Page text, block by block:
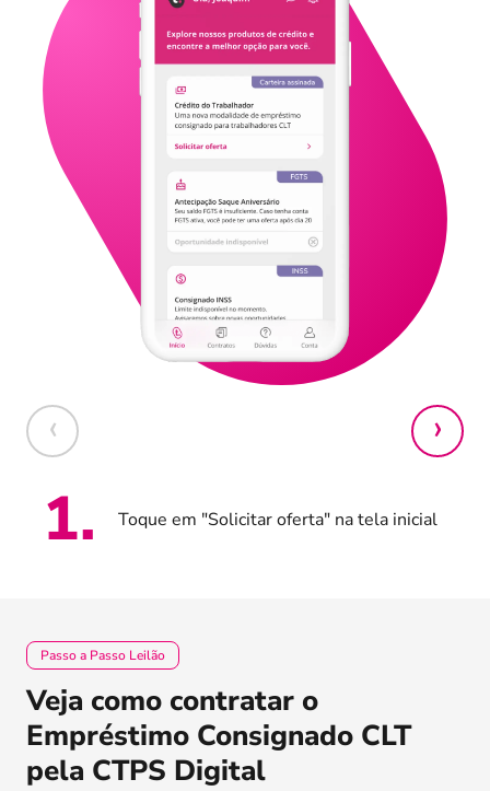
1. Toque em "Solicitar oferta" na tela inicial
Passo a Passo Leilão
Veja como contratar o
Empréstimo Consignado CLT
pela CTPS Digital